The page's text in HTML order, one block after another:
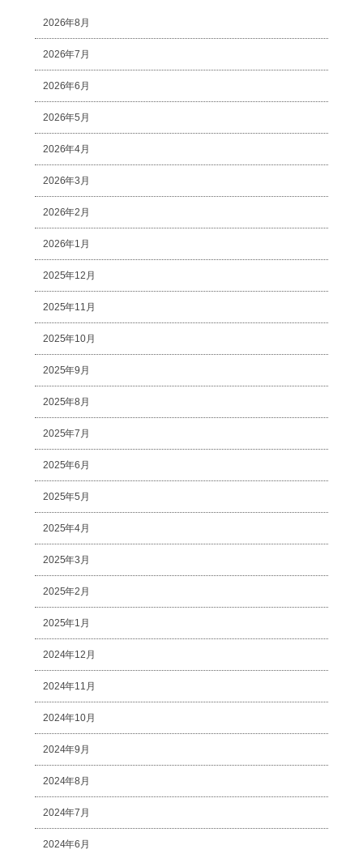
2026年8月
2026年7月
2026年6月
2026年5月
2026年4月
2026年3月
2026年2月
2026年1月
2025年12月
2025年11月
2025年10月
2025年9月
2025年8月
2025年7月
2025年6月
2025年5月
2025年4月
2025年3月
2025年2月
2025年1月
2024年12月
2024年11月
2024年10月
2024年9月
2024年8月
2024年7月
2024年6月